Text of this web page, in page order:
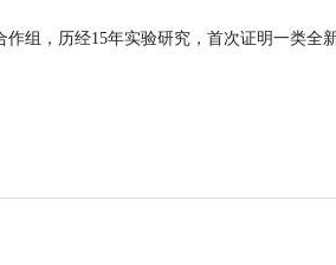
组，历经15年实验研究，首次证明一类全